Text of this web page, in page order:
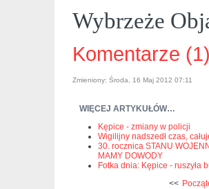
Wybrzeże
Komentarze
Zmieniony: Środa, 16 Maj 2012 07:11
WIĘCEJ ARTYKUŁÓW…
Kępice - zmiany w policji
Wigilijny nadszedł czas,
30. rocznica STANU
MAMY DOWODY
Fotka dnia: Kępice - ruszyła
<<